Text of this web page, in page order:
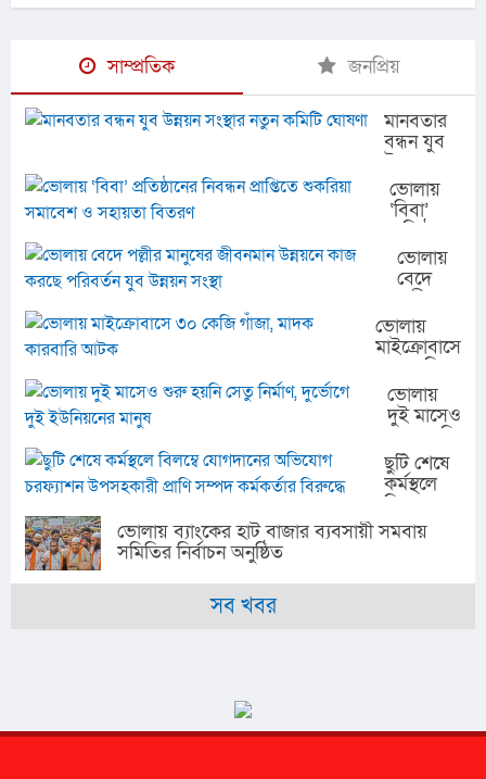
সাম্প্রতিক জনপ্রিয়
মানবতার
বন্ধন যুব
উন্নয়ন
সংস্থার
নতুন
কমিটি
ঘোষণা
ভোলায়
‘বিবা’
প্রতিষ্ঠানের
নিবন্ধন
প্রাপ্তিতে
শুকরিয়া
সমাবেশ
ও
সহায়তা
ভোলায়
বেদে
পল্লীর
মানুষের
জীবনমান
উন্নয়নে
কাজ
করছে
পরিবর্তন
উন্নয়ন
সংস্থা
ভোলায়
মাইক্রোবাসে
৩০ কেজি
গাঁজা, মাদক
কারবারি
আটক
ভোলায়
দুই মাসেও
শুরু হয়নি
সেতু
নির্মাণ,
দুর্ভোগে
ইউনিয়নের
ছুটি শেষে
কর্মস্থলে
বিলম্বে
যোগদানের
অভিযোগ
উপসহকারী
ভোলায় ব্যাংকের হাট বাজার ব্যবসায়ী সমবায়
সমিতির নির্বাচন অনুষ্ঠিত
সব খবর